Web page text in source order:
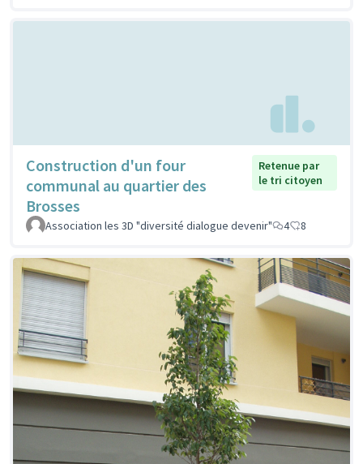
Construction d'un four
communal au quartier des
Brosses
Retenue par
le tri citoyen
Association les 3D "diversité dialogue devenir" 4 8